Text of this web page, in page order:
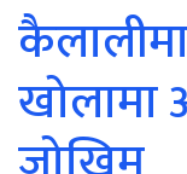
खोलामा